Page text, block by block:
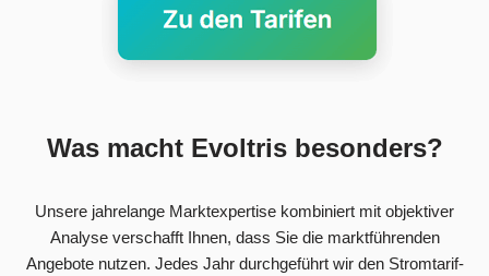
Was macht Evoltris besonders?
Unsere jahrelange Marktexpertise kombiniert mit objektiver
Analyse verschafft Ihnen, dass Sie die marktführenden
Angebote nutzen. Jedes Jahr durchgeführt wir den Stromtarif-